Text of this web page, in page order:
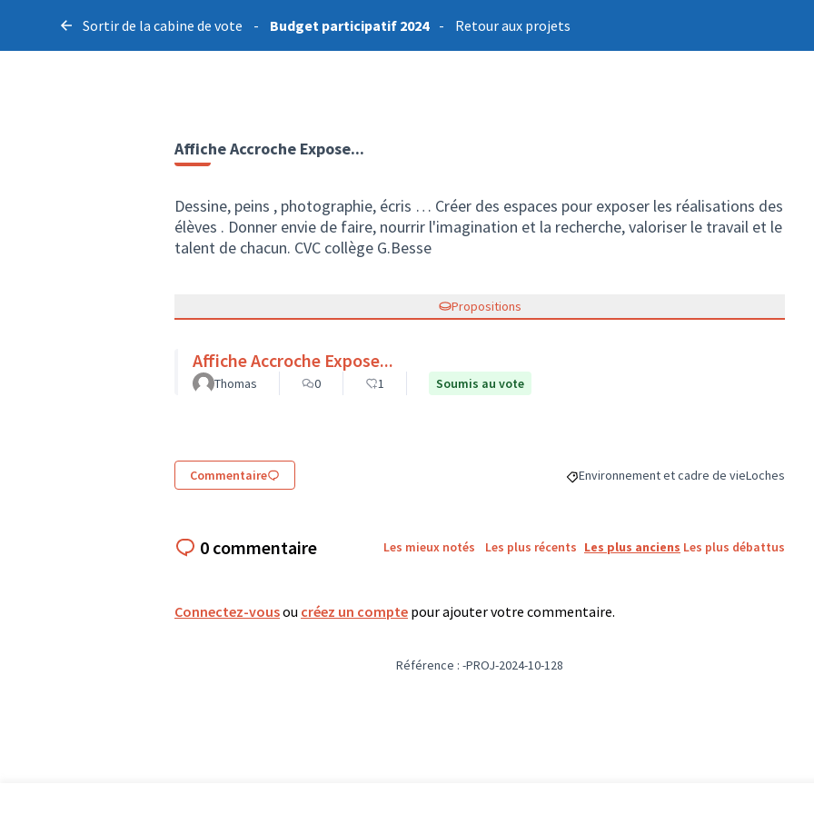
Sortir de la cabine de vote - Budget participatif 2024 - Retour aux projets
Affiche Accroche Expose...
Dessine, peins , photographie, écris … Créer des espaces pour exposer les réalisations des
élèves . Donner envie de faire, nourrir l'imagination et la recherche, valoriser le travail et le
talent de chacun. CVC collège G.Besse
Propositions
Affiche Accroche Expose...
Thomas 0 1 Soumis au vote
Commentaire Filtrer les résultats de la catégorie :
Environnement et cadre de vieFiltrer les
Loches
0 commentaire Les mieux notés Les plus récents Les plus anciens Les plus débattus
Connectez-vousou créez un compte pour ajouter votre commentaire.
Référence : -PROJ-2024-10-128